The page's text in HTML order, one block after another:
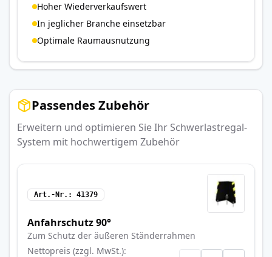
Hoher Wiederverkaufswert
In jeglicher Branche einsetzbar
Optimale Raumausnutzung
Passendes Zubehör
Erweitern und optimieren Sie Ihr Schwerlastregal-
System mit hochwertigem Zubehör
Art.-Nr. 41379
Anfahrschutz 90°
Zum Schutz der äußeren Ständerrahmen
Nettopreis (zzgl. MwSt.)